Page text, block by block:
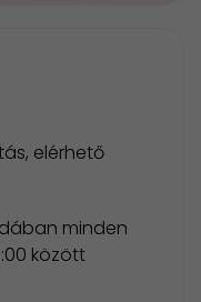
elérhető
minden
között